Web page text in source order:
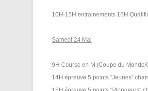
10H-15H entrainements 16H
Samedi 24 Mai
9H Course en M (Coupe du
14H épreuve 5 points "Jeunes"